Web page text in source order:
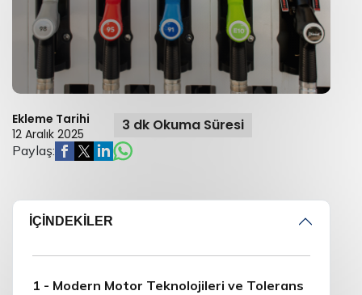
Ekleme Tarihi
12 Aralık 2025
3 dk Okuma Süresi
Paylaş:
İÇİNDEKİLER
1 - Modern Motor Teknolojileri ve Tolerans